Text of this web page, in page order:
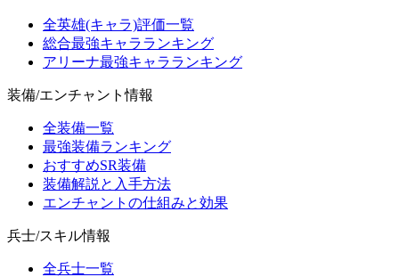
全英雄(キャラ)評価一覧
総合最強キャラランキング
アリーナ最強キャラランキング
装備/エンチャント情報
全装備一覧
最強装備ランキング
おすすめSR装備
装備解説と入手方法
エンチャントの仕組みと効果
兵士/スキル情報
全兵士一覧